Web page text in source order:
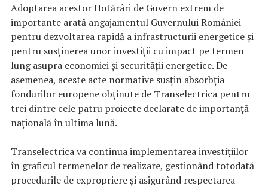
Adoptarea acestor Hotărâri de Guvern extrem de
importante arată angajamentul Guvernului României
pentru dezvoltarea rapidă a infrastructurii energetice și
pentru susținerea unor investiții cu impact pe termen
lung asupra economiei și securității energetice. De
asemenea, aceste acte normative susțin absorbția
fondurilor europene obținute de Transelectrica pentru
trei dintre cele patru proiecte declarate de importanță
națională în ultima lună.
Transelectrica va continua implementarea investițiilor
în graficul termenelor de realizare, gestionând totodată
procedurile de expropriere și asigurând respectarea